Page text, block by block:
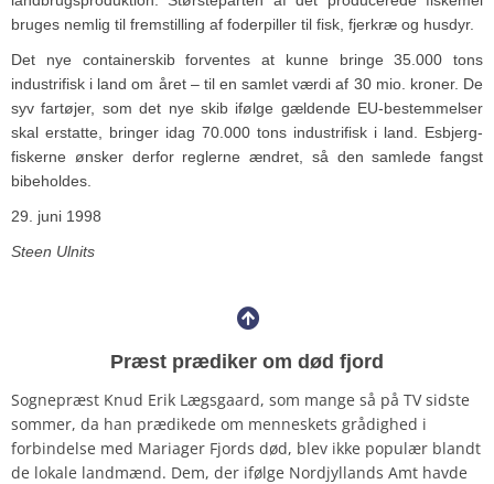
bruges nemlig til fremstilling af foderpiller til fisk, fjerkræ og husdyr.
Det nye containerskib forventes at kunne bringe 35.000 tons
industrifisk i land om året – til en samlet værdi af 30 mio. kroner. De
syv fartøjer, som det nye skib ifølge gældende EU-bestemmelser
skal erstatte, bringer idag 70.000 tons industrifisk i land. Esbjerg-
fiskerne ønsker derfor reglerne ændret, så den samlede fangst
bibeholdes.
29. juni 1998
Steen Ulnits
Præst prædiker om død fjord
Sognepræst Knud Erik Lægsgaard, som mange så på TV sidste
sommer, da han prædikede om menneskets grådighed i
forbindelse med Mariager Fjords død, blev ikke populær blandt
de lokale landmænd. Dem, der ifølge Nordjyllands Amt havde